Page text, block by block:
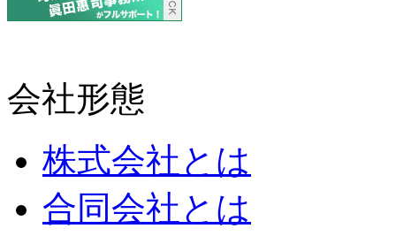
会社形態
株式会社とは
合同会社とは